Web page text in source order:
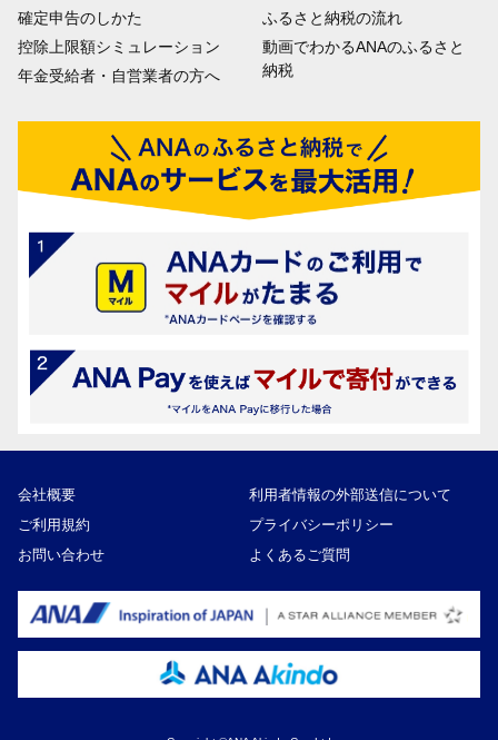
確定申告のしかた
控除上限額シミュレーション
年金受給者・自営業者の方へ
ふるさと納税の流れ
動画でわかるANAのふるさと
納税
会社概要
利用者情報の外部送信について
ご利用規約
プライバシーポリシー
お問い合わせ
よくあるご質問